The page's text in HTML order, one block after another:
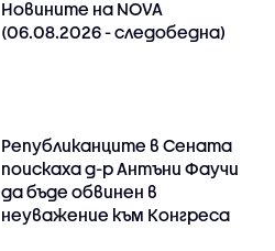
Новините на NOVA
(06.08.2026 - следобедна)
Републиканците в Сената
поискаха д-р Антъни Фаучи
да бъде обвинен в
неуважение към Конгреса